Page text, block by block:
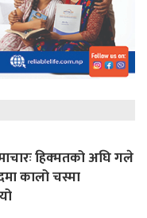
हिक्मतको अघि गले
कालो चस्मा